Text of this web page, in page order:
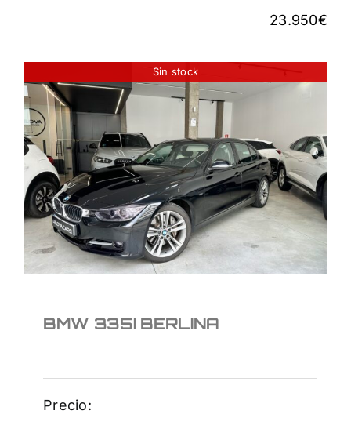
23.950€
Sin stock
BMW 335I BERLINA
23.950€
BMW 335I BERLINA
Precio: